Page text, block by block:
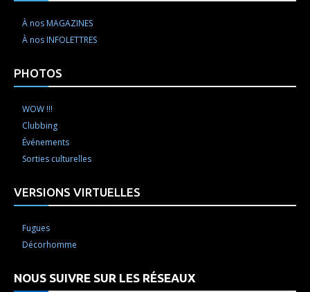
À nos MAGAZINES
À nos INFOLETTRES
PHOTOS
WOW !!!
Clubbing
Événements
Sorties culturelles
VERSIONS VIRTUELLES
Fugues
Décorhomme
NOUS SUIVRE SUR LES RÉSEAUX